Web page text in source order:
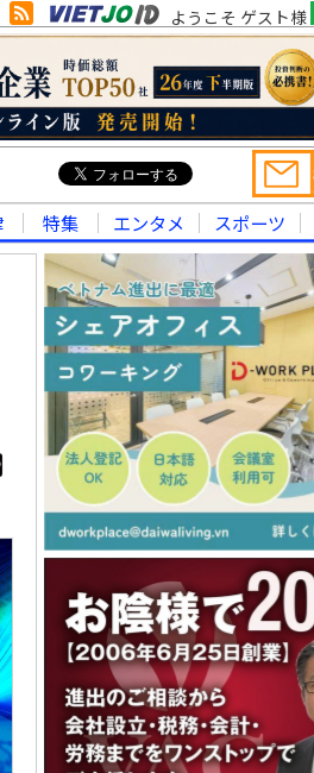
ようこそ ゲスト様
特集 エンタメ スポーツ